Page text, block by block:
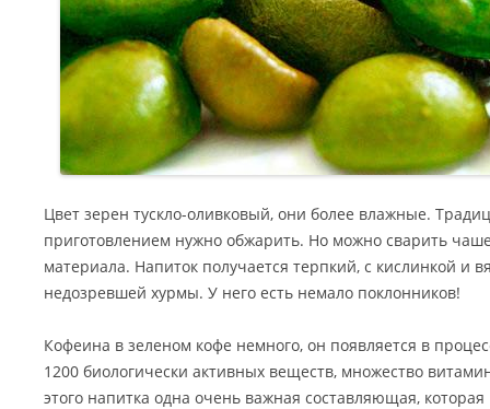
Цвет зерен тускло-оливковый, они более влажные.
приготовлением нужно обжарить. Но можно сварить
материала. Напиток получается терпкий, с кислинкой и
недозревшей хурмы. У него есть немало поклонников!
Кофеина в зеленом кофе немного, он появляется в
1200 биологически активных веществ, множество
этого напитка одна очень важная составляющая, которая